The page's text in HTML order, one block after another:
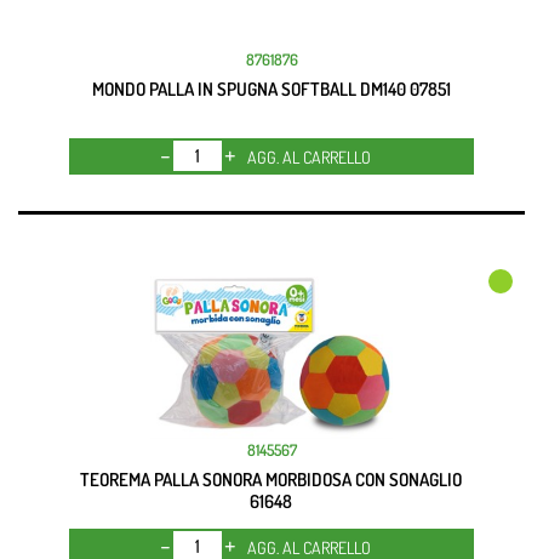
8761876
MONDO PALLA IN SPUGNA SOFTBALL DM140 07851
Quantità
AGG. AL CARRELLO
8145567
TEOREMA PALLA SONORA MORBIDOSA CON SONAGLIO
61648
Quantità
AGG. AL CARRELLO